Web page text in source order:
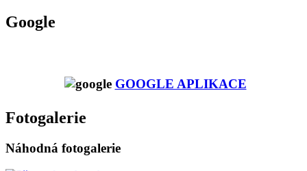
Google
GOOGLE APLIKACE
Fotogalerie
Náhodná fotogalerie